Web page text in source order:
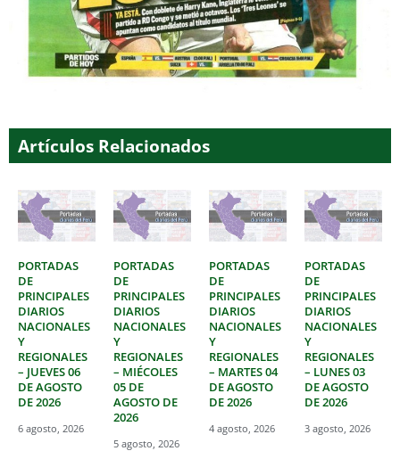
Artículos Relacionados
PORTADAS
DE
PRINCIPALES
DIARIOS
NACIONALES
Y
REGIONALES
– JUEVES 06
DE AGOSTO
DE 2026
6 agosto, 2026
PORTADAS
DE
PRINCIPALES
DIARIOS
NACIONALES
Y
REGIONALES
– MIÉCOLES
05 DE
AGOSTO DE
2026
5 agosto, 2026
PORTADAS
DE
PRINCIPALES
DIARIOS
NACIONALES
Y
REGIONALES
– MARTES 04
DE AGOSTO
DE 2026
4 agosto, 2026
PORTADAS
DE
PRINCIPALES
DIARIOS
NACIONALES
Y
REGIONALES
– LUNES 03
DE AGOSTO
DE 2026
3 agosto, 2026